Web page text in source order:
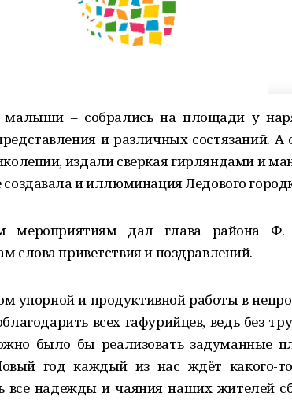
малыши – собрались на площади у
и различных состязаний. А
издали сверкая гирляндами и
и иллюминация Ледового
мероприятиям дал глава района Ф.
слова приветствия и поздравлений.
упорной и продуктивной работы в
всех гафурийцев, ведь без
было бы реализовать задуманные
год каждый из нас ждёт какого-
все надежды и чаяния наших жителей